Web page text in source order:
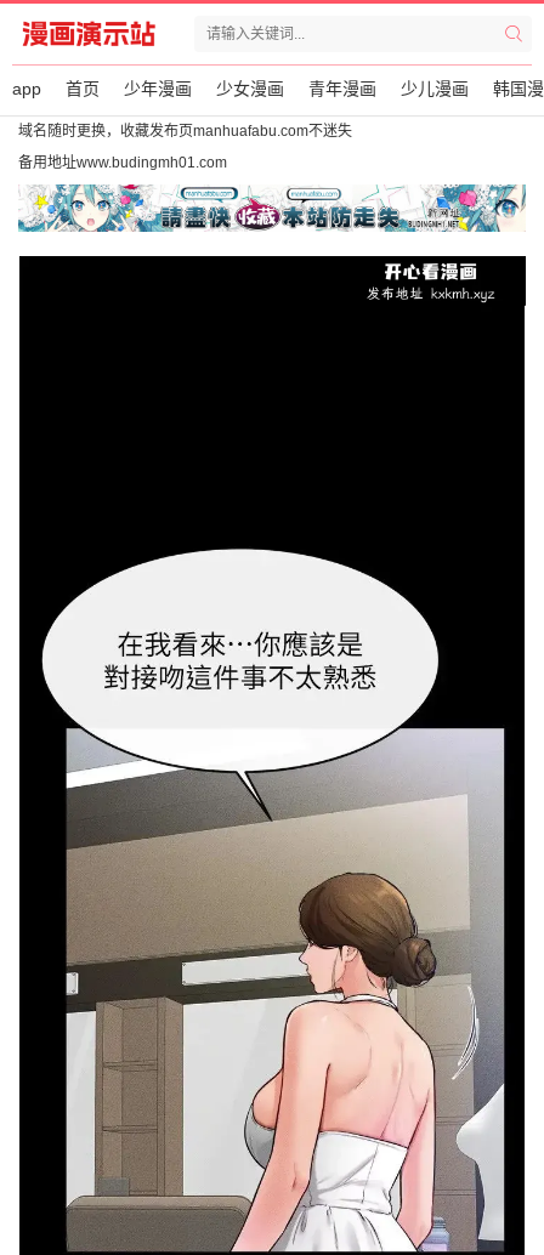
app 首页 少年漫画 少女漫画 青年漫画 少儿漫画 韩国
域名随时更换，收藏发布页manhuafabu.com不迷失
备用地址www.budingmh01.com